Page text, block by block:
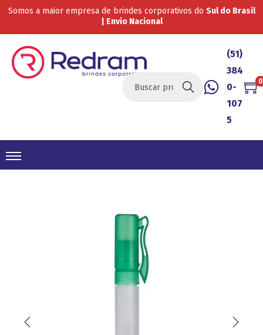
Somos a maior empresa de brindes corporativos do Sul do Brasil
| Envio Nacional
Buscar
(51)
384
0-
107
5
0